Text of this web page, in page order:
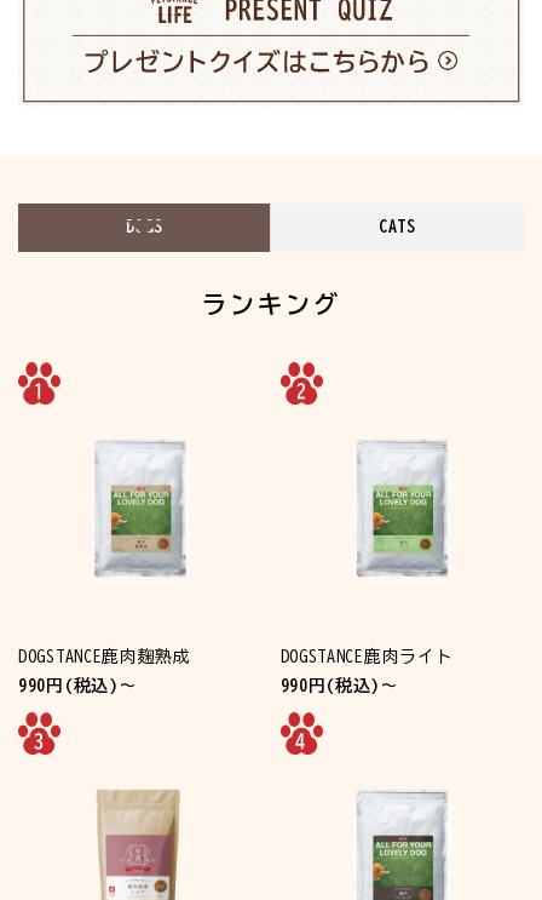
DOGS CATS
ランキング
DOGSTANCE鹿肉麹熟成
990円(税込)～
DOGSTANCE鹿肉ライト
990円(税込)～